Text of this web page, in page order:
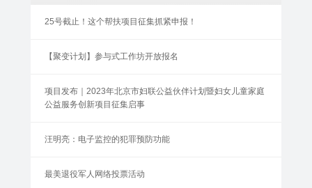
25号截止！这个帮扶项目征集抓紧申报！
【聚变计划】参与式工作坊开放报名
项目发布｜2023年北京市妇联公益伙伴计划暨妇女儿童家庭
公益服务创新项目征集启事
汪明亮：电子监控的犯罪预防功能
最美退役军人网络投票活动